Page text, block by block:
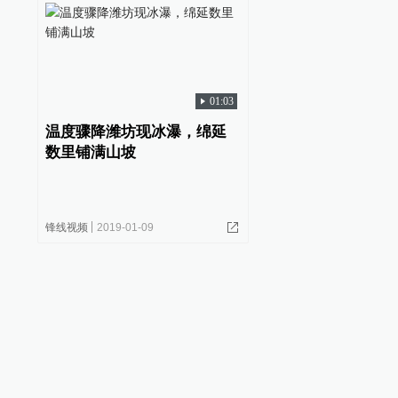
01:03
温度骤降潍坊现冰瀑，绵延
数里铺满山坡
锋线视频 2019-01-09